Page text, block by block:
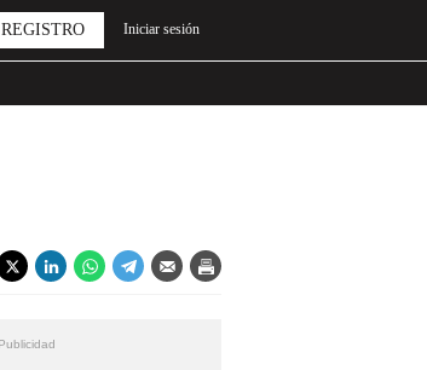
REGISTRO Iniciar sesión